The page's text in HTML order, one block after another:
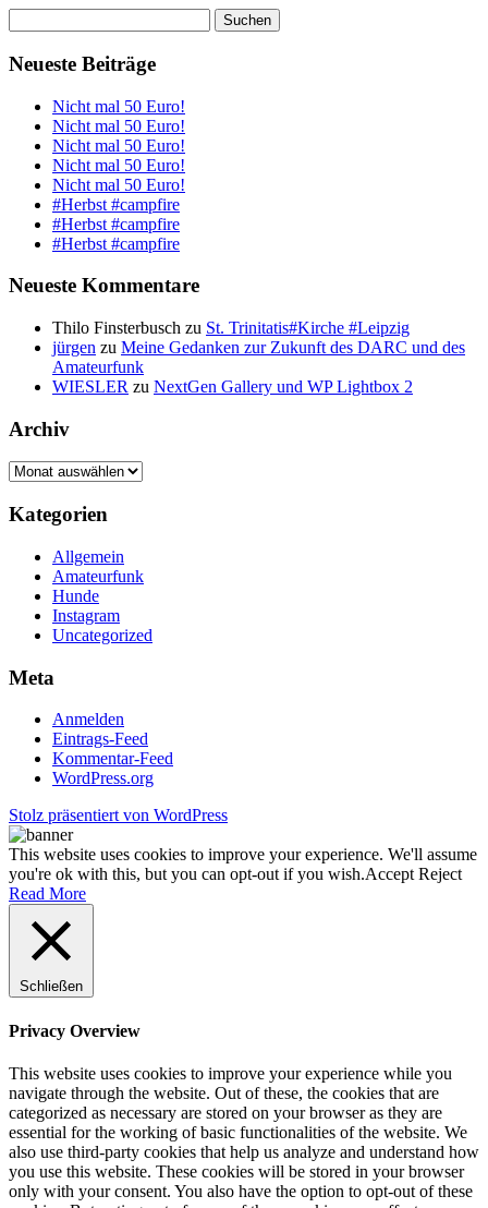
nach:
Neueste Beiträge
Nicht mal 50 Euro!
Nicht mal 50 Euro!
Nicht mal 50 Euro!
Nicht mal 50 Euro!
Nicht mal 50 Euro!
#Herbst #campfire
#Herbst #campfire
#Herbst #campfire
Neueste Kommentare
Thilo Finsterbusch zu St. Trinitatis#Kirche #Leipzig
jürgen zu Meine Gedanken zur Zukunft des DARC und des
Amateurfunk
WIESLER zu NextGen Gallery und WP Lightbox 2
Archiv
Archiv
Kategorien
Allgemein
Amateurfunk
Hunde
Instagram
Uncategorized
Meta
Anmelden
Eintrags-Feed
Kommentar-Feed
WordPress.org
Stolz präsentiert von WordPress
This website uses cookies to improve your experience. We'll assume
you're ok with this, but you can opt-out if you wish.Accept Reject
Read More
Schließen
Privacy Overview
This website uses cookies to improve your experience while you
navigate through the website. Out of these, the cookies that are
categorized as necessary are stored on your browser as they are
essential for the working of basic functionalities of the website. We
also use third-party cookies that help us analyze and understand how
you use this website. These cookies will be stored in your browser
only with your consent. You also have the option to opt-out of these